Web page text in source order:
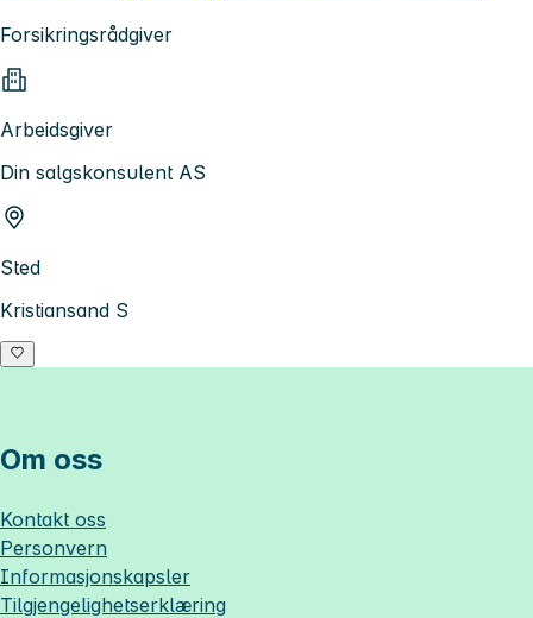
Forsikringsrådgiver
Arbeidsgiver
Din salgskonsulent AS
Sted
Kristiansand S
Om oss
Kontakt oss
Personvern
Informasjonskapsler
Tilgjengelighetserklæring